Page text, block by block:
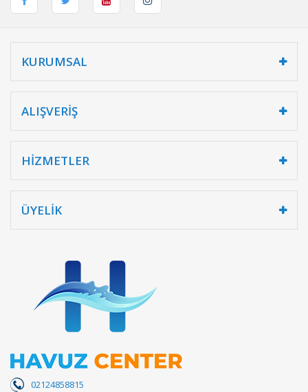
KURUMSAL
ALIŞVERİŞ
HİZMETLER
ÜYELİK
02124858815